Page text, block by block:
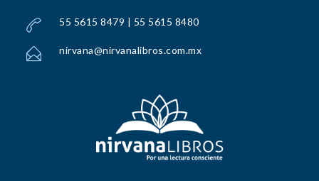
55 5615 8479 | 55 5615 8480
nirvana@nirvanalibros.com.mx